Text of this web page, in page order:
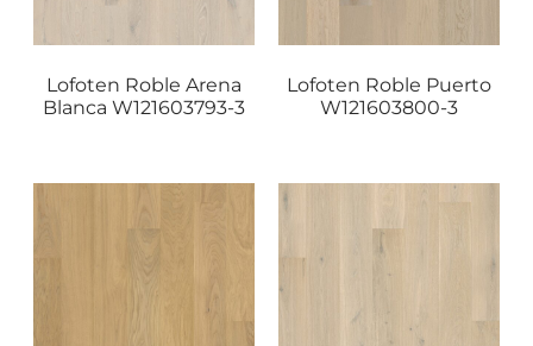
Lofoten Roble Arena
Blanca W121603793-3
Lofoten Roble Puerto
W121603800-3